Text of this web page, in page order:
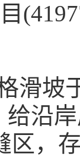
滑坡
沿
区，